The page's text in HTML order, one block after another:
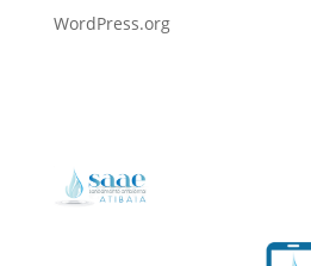
WordPress.org